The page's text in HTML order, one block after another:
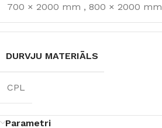
700 × 2000 mm , 800 × 2000 mm
DURVJU MATERIĀLS
CPL
Parametri